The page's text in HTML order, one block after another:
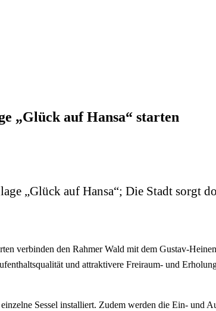
„Glück auf Hansa“ starten
„Glück auf Hansa“; Die Stadt sorgt
verbinden den Rahmer Wald mit dem Gustav-
und attraktivere Freiraum- und
Sessel installiert. Zudem werden die Ein- und